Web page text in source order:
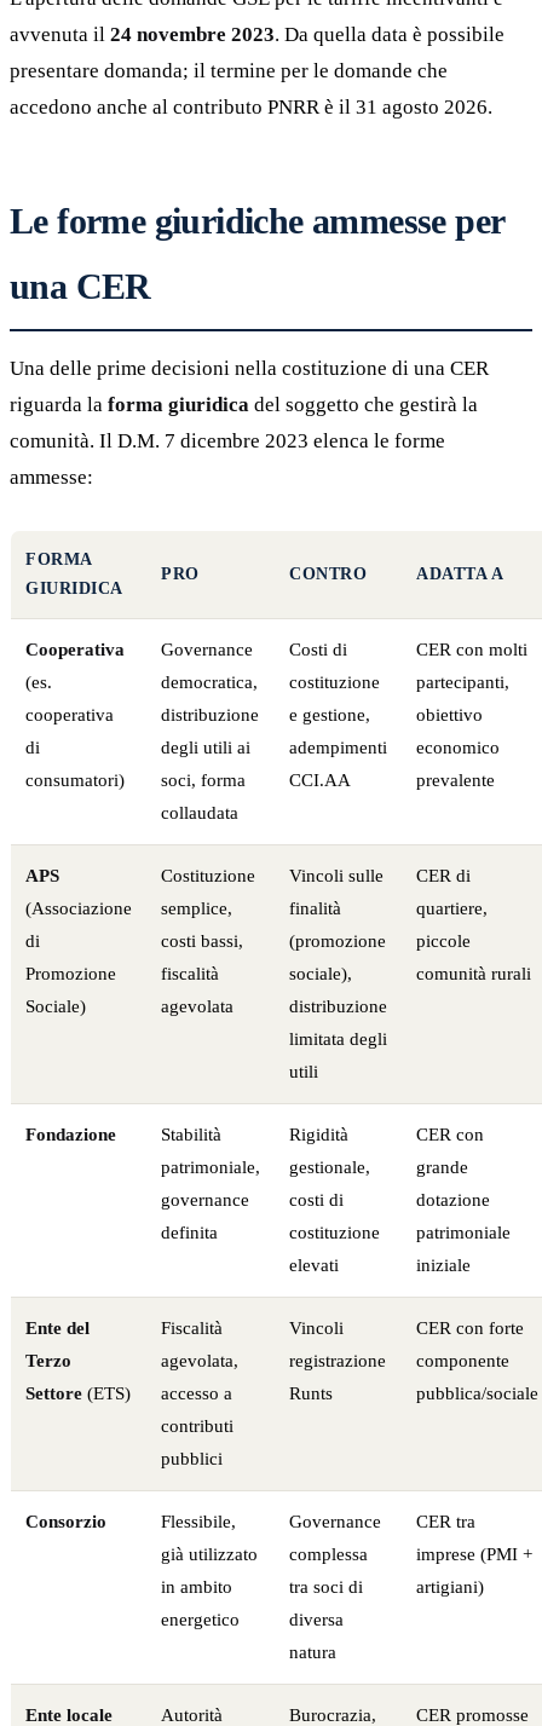
avvenuta il 24 novembre 2023. Da quella data è possibile
presentare domanda; il termine per le domande che
accedono anche al contributo PNRR è il 31 agosto 2026.
Le forme giuridiche ammesse per
una CER
Una delle prime decisioni nella costituzione di una CER
riguarda la forma giuridica del soggetto che gestirà la
comunità. Il D.M. 7 dicembre 2023 elenca le forme
ammesse:
FORMA
GIURIDICA
PRO CONTRO ADATTA A
Cooperativa
(es.
cooperativa
di
consumatori)
Governance
democratica,
distribuzione
degli utili ai
soci, forma
collaudata
Costi di
costituzione
e gestione,
adempimenti
CCI.AA
CER con molti
partecipanti,
obiettivo
economico
prevalente
APS
(Associazione
di
Promozione
Sociale)
Costituzione
semplice,
costi bassi,
fiscalità
agevolata
Vincoli sulle
finalità
(promozione
sociale),
distribuzione
limitata degli
utili
CER di
quartiere,
piccole
comunità rurali
Fondazione
Stabilità
patrimoniale,
governance
definita
Rigidità
gestionale,
costi di
costituzione
elevati
CER con
grande
dotazione
patrimoniale
iniziale
Ente del
Terzo
Settore (ETS)
Fiscalità
agevolata,
accesso a
contributi
pubblici
Vincoli
registrazione
Runts
CER con forte
componente
pubblica/sociale
Consorzio
Flessibile,
già utilizzato
in ambito
energetico
Governance
complessa
tra soci di
diversa
natura
CER tra
imprese (PMI +
artigiani)
Ente locale
Autorità
Burocrazia,
CER promosse